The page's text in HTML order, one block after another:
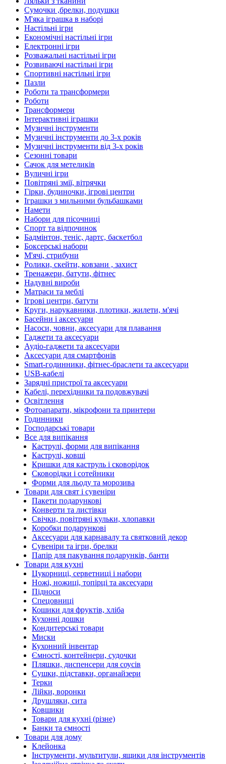
Сумочки ,брелки, подушки
М'яка іграшка в наборі
Настільні ігри
Економічні настільні ігри
Електронні ігри
Розважальні настільні ігри
Розвиваючі настільні ігри
Спортивні настільні ігри
Пазли
Роботи та трансформери
Роботи
Трансформери
Інтерактивні іграшки
Музичні інструменти
Музичні інструменти до 3-х років
Музичні інструменти від 3-х років
Сезонні товари
Сачок для метеликів
Вуличні ігри
Повітряні змії, вітрячки
Гірки, будиночки, ігрові центри
Іграшки з мильними бульбашками
Намети
Набори для пісочниці
Спорт та відпочинок
Бадмінтон, теніс, дартс, баскетбол
Боксерські набори
М'ячі, стрибуни
Ролики, скейти, ковзани , захист
Тренажери, батути, фітнес
Надувні вироби
Матраси та меблі
Ігрові центри, батути
Круги, нарукавники, плотики, жилети, м'ячі
Басейни і аксесуари
Насоси, човни, аксесуари для плавання
Гаджети та аксесуари
Аудіо-гаджети та аксесуари
Аксесуари для смартфонів
Smart-годинники, фітнес-браслети та аксесуари
USB-кабелі
Зарядні пристрої та аксесуари
Кабелі, перехідники та подовжувачі
Освітлення
Фотоапарати, мікрофони та принтери
Годинники
Господарські товари
Все для випікання
Каструлі, форми для випікання
Каструлі, ковші
Кришки для каструль і сковорідок
Сковорідки і сотейники
Форми для льоду та морозива
Товари для свят і сувеніри
Пакети подарункові
Конверти та листівки
Свічки, повітряні кульки, хлопавки
Коробки подарункові
Аксесуари для карнавалу та святковий декор
Сувеніри та ігри, брелки
Папір для пакування подарунків, банти
Товари для кухні
Цукорниці, серветниці і набори
Ножі, ножиці, топірці та аксесуари
Підноси
Спецовниці
Кошики для фруктів, хліба
Кухонні дошки
Кондитерські товари
Миски
Кухонний інвентар
Ємності, контейнери, судочки
Пляшки, диспенсери для соусів
Сушки, підставки, органайзери
Терки
Лійки, воронки
Друшляки, сита
Ковшики
Товари для кухні (різне)
Банки та ємності
Товари для дому
Клейонка
Інструменти, мультитули, ящики для інструментів